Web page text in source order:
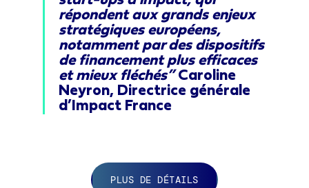
répondent aux grands enjeux
stratégiques européens,
notamment par des dispositifs
de financement plus efficaces
et mieux fléchés”Caroline
Neyron, Directrice générale
d’Impact France
PLUS DE DÉTAILS